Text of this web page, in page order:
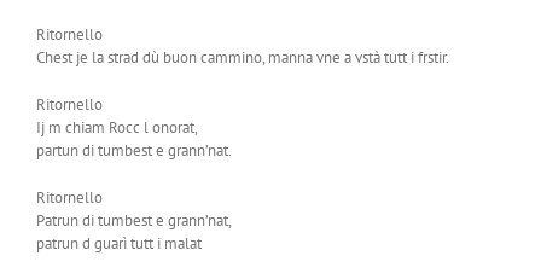
Ritornello
Chest je la strad dù buon cammino, manna vne a vstà tutt i frstir.
Ritornello
Ij m chiam Rocc l onorat,
partun di tumbest e grann’nat.
Ritornello
Patrun di tumbest e grann’nat,
patrun d guarì tutt i malat